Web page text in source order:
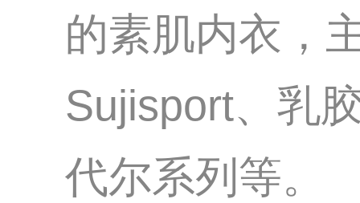
的素肌内衣，
Sujisport、乳
代尔系列等。